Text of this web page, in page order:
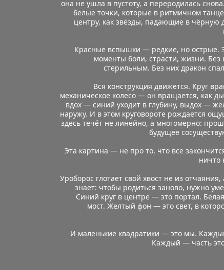
она не ушла в пустоту, а переродилась
белые точки, которые в ритмичном
центру, как звёзды, падающие в чёрную
Красные вспышки — редкие, но острые.
моменты боли, страсти, жизни.
стерильным. Без них дракон
Вся конструкция движется. Круг
механическое колесо — он вращается, как
вдох — синий уходит в глубину, выдох —
наружу. И в этом круговороте рождается
здесь течёт не линейно, а многомерно:
будущее
Эта картина — не про то, что всё
ничто
Уроборос глотает свой хвост не из
знает: чтобы родиться заново, нужно
Синий круг в центре — это портал.
мост. Желтый фон — это свет, в
И маленькие квадратики — это мы.
Каждый — часть